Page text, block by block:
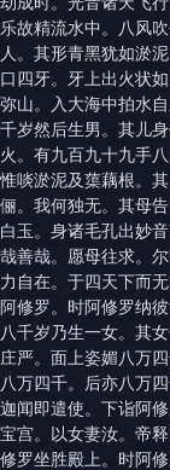
乐故精流水中。八风
人。其形青黑犹如淤
口四牙。牙上出火状
弥山。入大海中拍水
千岁然后生男。其儿
火。有九百九十九手
惟啖淤泥及蕖藕根。
俪。我何独无。其母
白玉。身诸毛孔出妙
哉善哉。愿母往求。
力自在。于四天下而
阿修罗。时阿修罗纳
八千岁乃生一女。其
庄严。面上姿媚八万
八万四千。后亦八万
迦闻即遣使。下诣阿
宝宫。以女妻汝。帝
修罗坐胜殿上。时阿